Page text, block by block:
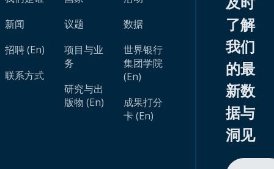
新闻
招聘 (En)
联系方式
议题
项目与业
务
研究与出
版物 (En)
数据
世界银行
集团学院
(En)
成果打分
卡 (En)
了解
我们
的最
新数
据与
洞见